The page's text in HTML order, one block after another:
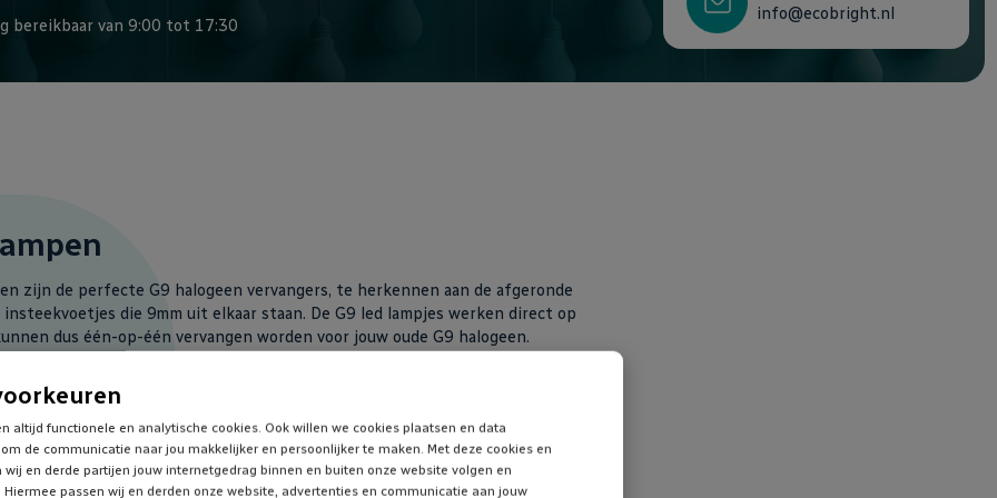
altijd functionele en analytische cookies. Ook willen we cookies plaatsen en data
de communicatie naar jou makkelijker en persoonlijker te maken. Met deze cookies en
wij en derde partijen jouw internetgedrag binnen en buiten onze website volgen en
Hiermee passen wij en derden onze website, advertenties en communicatie aan jouw
bereikbaar van 9:00 tot 17:30
info@ecobright.nl
zijn de perfecte G9 halogeen vervangers, te herkennen aan de afgeronde
die 9mm uit elkaar staan. De G9 led lampjes werken direct op
dus één-op-één vervangen worden voor jouw oude G9 halogeen.
deze G9 led steeklampjes?
led lampjes zijn zo klein dat zeperfect passen in bijna alle bestaande G9
komt namelijk vaak voor dat G9 led aanzienlijk groter is dan G9 halogeen,
niet (goed) in bestaande armaturen passen. Check daarom altijd voor de